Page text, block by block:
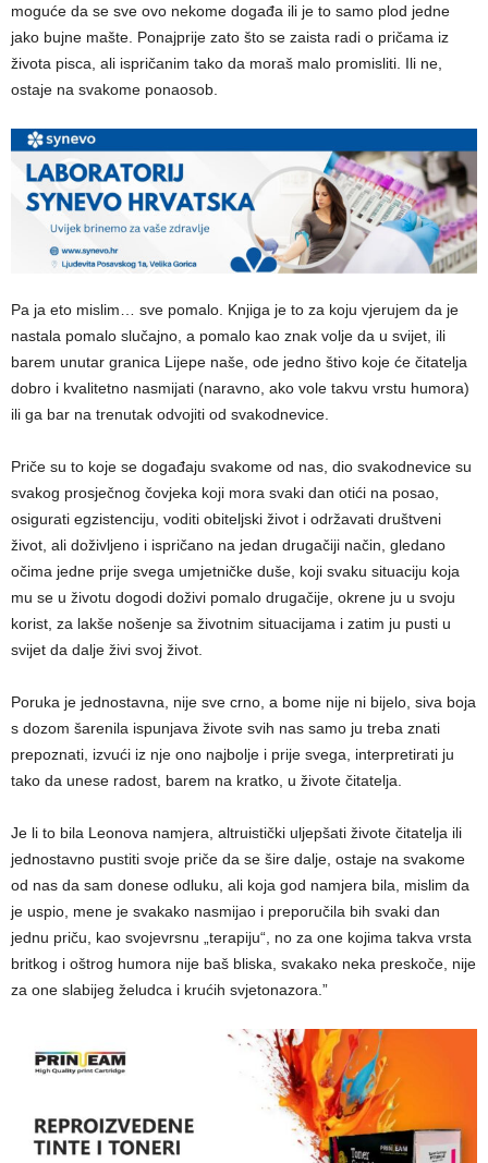
moguće da se sve ovo nekome događa ili je to samo plod jedne
jako bujne mašte. Ponajprije zato što se zaista radi o pričama iz
života pisca, ali ispričanim tako da moraš malo promisliti. Ili ne,
ostaje na svakome ponaosob.
Pa ja eto mislim… sve pomalo. Knjiga je to za koju vjerujem da je
nastala pomalo slučajno, a pomalo kao znak volje da u svijet, ili
barem unutar granica Lijepe naše, ode jedno štivo koje će čitatelja
dobro i kvalitetno nasmijati (naravno, ako vole takvu vrstu humora)
ili ga bar na trenutak odvojiti od svakodnevice.
Priče su to koje se događaju svakome od nas, dio svakodnevice su
svakog prosječnog čovjeka koji mora svaki dan otići na posao,
osigurati egzistenciju, voditi obiteljski život i održavati društveni
život, ali doživljeno i ispričano na jedan drugačiji način, gledano
očima jedne prije svega umjetničke duše, koji svaku situaciju koja
mu se u životu dogodi doživi pomalo drugačije, okrene ju u svoju
korist, za lakše nošenje sa životnim situacijama i zatim ju pusti u
svijet da dalje živi svoj život.
Poruka je jednostavna, nije sve crno, a bome nije ni bijelo, siva boja
s dozom šarenila ispunjava živote svih nas samo ju treba znati
prepoznati, izvući iz nje ono najbolje i prije svega, interpretirati ju
tako da unese radost, barem na kratko, u živote čitatelja.
Je li to bila Leonova namjera, altruistički uljepšati živote čitatelja ili
jednostavno pustiti svoje priče da se šire dalje, ostaje na svakome
od nas da sam donese odluku, ali koja god namjera bila, mislim da
je uspio, mene je svakako nasmijao i preporučila bih svaki dan
jednu priču, kao svojevrsnu „terapiju“, no za one kojima takva vrsta
britkog i oštrog humora nije baš bliska, svakako neka preskoče, nije
za one slabijeg želudca i krućih svjetonazora.”